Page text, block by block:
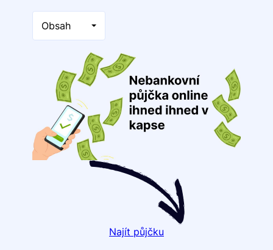
Obsah
Najít půjčku